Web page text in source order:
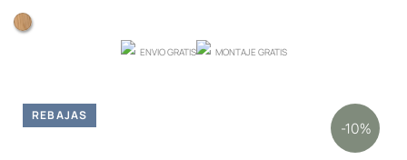
ROBLE F10
ENVIO GRATIS MONTAJE GRATIS
-10%
REBAJAS